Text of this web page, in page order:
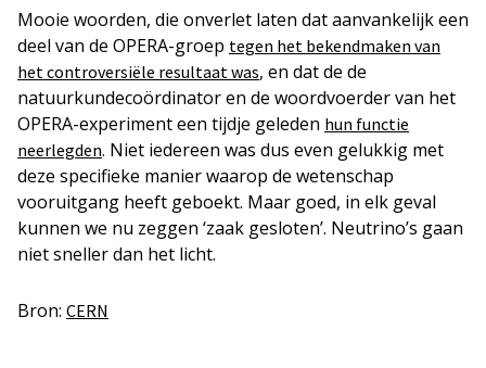
Mooie woorden, die onverlet laten dat aanvankelijk een
deel van de OPERA-groep tegen het bekendmaken van
het controversiële resultaat was, en dat de de
natuurkundecoördinator en de woordvoerder van het
OPERA-experiment een tijdje geleden hun functie
neerlegden. Niet iedereen was dus even gelukkig met
deze specifieke manier waarop de wetenschap
vooruitgang heeft geboekt. Maar goed, in elk geval
kunnen we nu zeggen ‘zaak gesloten’. Neutrino’s gaan
niet sneller dan het licht.
Bron: CERN